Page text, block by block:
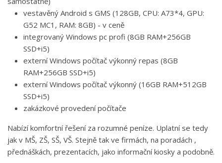
vestavěný Android s GMS (128GB, CPU: A73*4, GPU:
G52 MC1, RAM: 8GB) - v ceně
integrovaný Windows pc profi (8GB RAM+256GB
SSD+i5)
externí Windows počítač výkonný repas (8GB
RAM+256GB SSD+i5)
externí Windows počítač výkonný (16GB RAM+512GB
SSD+i5)
zakázkové provedení počítače
Nabízí komfortní řešení za rozumné peníze. Uplatní se tedy
jak v MŠ, ZŠ, SŠ, VŠ. Stejně tak ve firmách, na poradách ,
přednáškách, prezentacích, jako informační kiosky a podobně.